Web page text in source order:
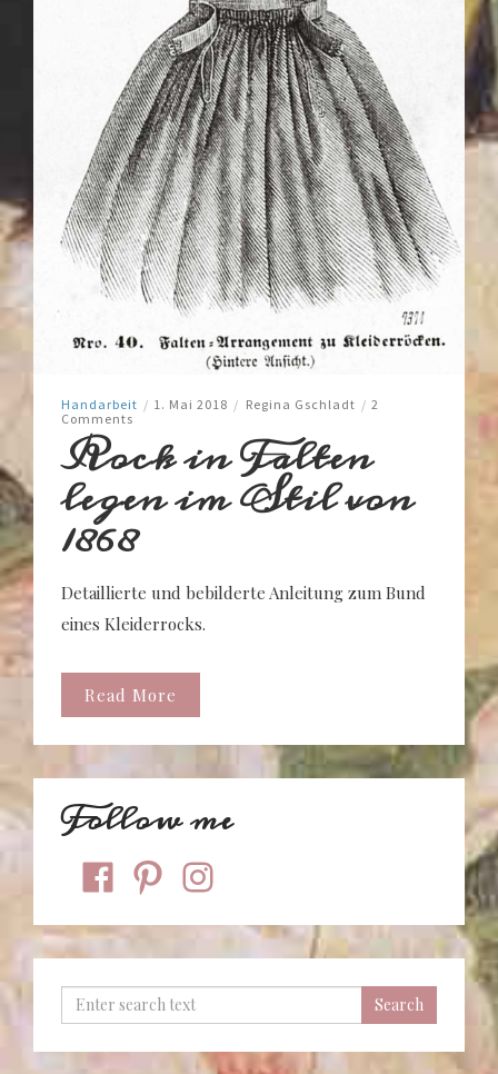
Handarbeit / 1. Mai 2018 / Regina Gschladt / 2
Comments
Rock in Falten
legen im Stil von
1868
Detaillierte und bebilderte Anleitung zum Bund
eines Kleiderrocks.
Read More
Follow me
facebookpinterestinstagram